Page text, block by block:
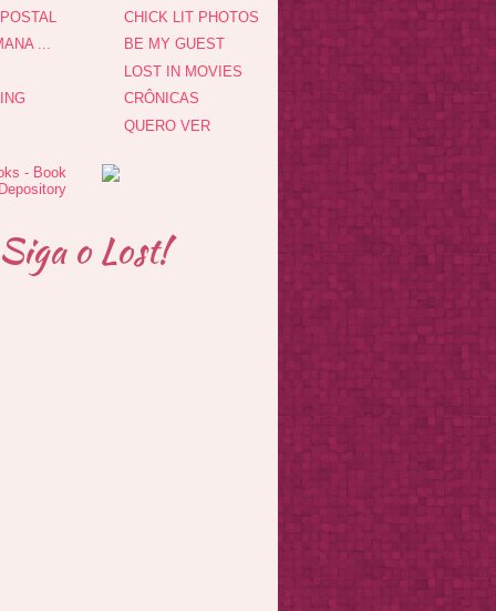
...
CHICK LIT PHOTOS
BE MY GUEST
LOST IN MOVIES
CRÔNICAS
QUERO VER
Siga o Lost!